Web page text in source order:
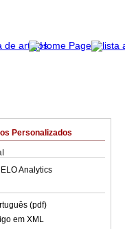
Personalizados
Analytics
(pdf)
em XML